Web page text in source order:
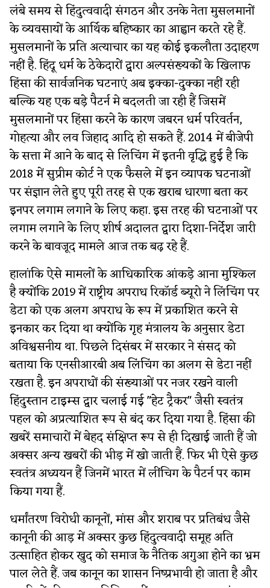
लंबे समय से हिंदुत्ववादी संगठन और उनके नेता मुसलमानों
के व्यवसायों के आर्थिक बहिष्कार का आह्वान करते रहे हैं.
मुसलमानों के प्रति अत्याचार का यह कोई इकलौता उदाहरण
नहीं है. हिंदू धर्म के ठेकेदारों द्वारा अल्पसंख्यकों के खिलाफ
हिंसा की सार्वजनिक घटनाएं अब इक्का-दुक्का नहीं रही
बल्कि यह एक बड़े पैटर्न मे बदलती जा रही हैं जिसमें
मुसलमानों पर हिंसा करने के कारण जबरन धर्म परिवर्तन,
गोहत्या और लव जिहाद आदि हो सकते हैं. 2014 में बीजेपी
के सत्ता में आने के बाद से लिंचिंग में इतनी वृद्धि हुई है कि
2018 में सुप्रीम कोर्ट ने एक फैसले में इन व्यापक घटनाओं
पर संज्ञान लेते हुए पूरी तरह से एक खराब धारणा बता कर
इनपर लगाम लगाने के लिए कहा. इस तरह की घटनाओं पर
लगाम लगाने के लिए शीर्ष अदालत द्वारा दिशा-निर्देश जारी
करने के बावजूद मामले आज तक बढ़ रहे हैं.
हालांकि ऐसे मामलों के आधिकारिक आंकड़े आना मुश्किल
है क्योंकि 2019 में राष्ट्रीय अपराध रिकॉर्ड ब्यूरो ने लिंचिंग पर
डेटा को एक अलग अपराध के रूप में प्रकाशित करने से
इनकार कर दिया था क्योंकि गृह मंत्रालय के अनुसार डेटा
अविश्वसनीय था. पिछले दिसंबर में सरकार ने संसद को
बताया कि एनसीआरबी अब लिंचिंग का अलग से डेटा नहीं
रखता है. इन अपराधों की संख्याओं पर नजर रखने वाली
हिंदुस्तान टाइम्स द्वार चलाई गई "हेट ट्रैकर" जैसी स्वतंत्र
पहल को अप्रत्याशित रूप से बंद कर दिया गया है. हिंसा की
खबरें समाचारों में बेहद संक्षिप्त रूप से ही दिखाई जाती हैं जो
अक्सर अन्य खबरों की भीड़ में खो जाती हैं. फिर भी ऐसे कुछ
स्वतंत्र अध्ययन हैं जिनमें भारत में लींचिग के पैटर्न पर काम
किया गया हैं.
धर्मांतरण विरोधी कानूनों, मांस और शराब पर प्रतिबंध जैसे
कानूनी की आड़ में अक्सर कुछ हिंदुत्ववादी समूह अति
उत्साहित होकर खुद को समाज के नैतिक अगुआ होने का भ्रम
पाल लेते हैं. जब कानून का शासन निष्प्रभावी हो जाता है और